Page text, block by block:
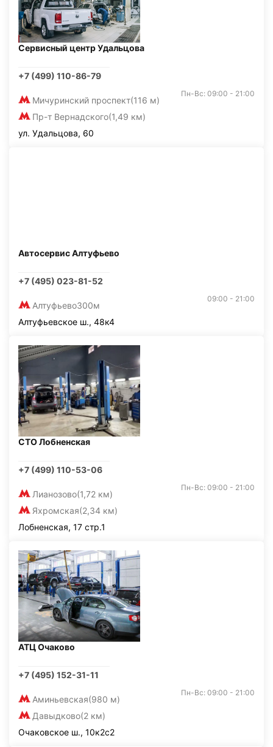
Сервисный центр Удальцова
+7 (499) 110-86-79
Мичуринский проспект(116 м)
Пр-т Вернадского(1,49 км)
Пн-Вс: 09:00 - 21:00
ул. Удальцова, 60
Автосервис Алтуфьево
+7 (495) 023-81-52
Алтуфьево300м
09:00 - 21:00
Алтуфьевское ш., 48к4
СТО Лобненская
+7 (499) 110-53-06
Лианозово(1,72 км)
Яхромская(2,34 км)
Пн-Вс: 09:00 - 21:00
Лобненская, 17 стр.1
АТЦ Очаково
+7 (495) 152-31-11
Аминьевская(980 м)
Давыдково(2 км)
Пн-Вс: 09:00 - 21:00
Очаковское ш., 10к2с2